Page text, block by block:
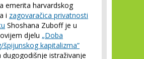
emerita harvardskog
i zagovaračica privatnosti
Shoshana Zuboff je u
djelu „Doba
špijunskog kapitalizma”
dugogodišnje istraživanje